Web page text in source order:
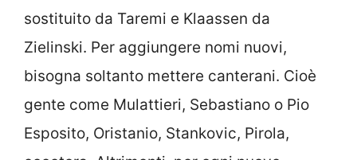
sostituito da Taremi e Klaassen da
Zielinski. Per aggiungere nomi nuovi,
bisogna soltanto mettere canterani. Cioè
gente come Mulattieri, Sebastiano o Pio
Esposito, Oristanio, Stankovic, Pirola,